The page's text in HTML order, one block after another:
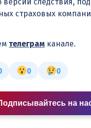
версии следствия,
страховых
телеграм канале.
0 0
на